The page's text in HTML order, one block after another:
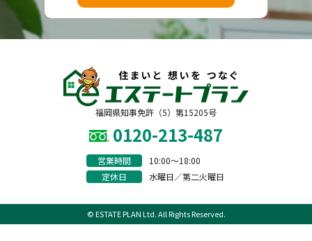
福岡県知事免許（5）第15205号
0120-213-487
営業時間
10:00〜18:00
定休日
水曜日／第二火曜日
© ESTATE PLAN Ltd. All Rights Reserved.